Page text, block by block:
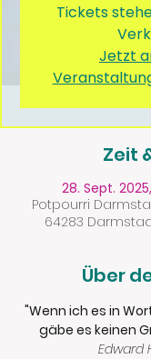
Tickets
Jetzt
Zeit
28. Sept.
Potpourri
64283
Über
"Wenn ich es in
gäbe es keinen
Edward